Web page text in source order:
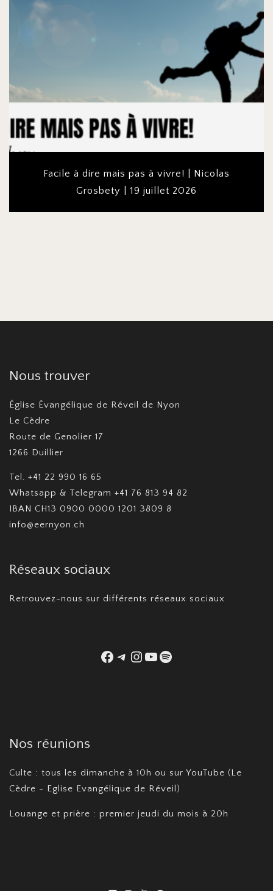
Facile à dire mais pas à vivre! | Nicolas
Grosbety | 19 juillet 2026
Nous trouver
Église Évangélique de Réveil de Nyon
Le Cèdre
Route de Genolier 17
1266 Duillier
Tel. +41 22 990 16 65
Whatsapp & Telegram +41 76 813 94 82
IBAN CH13 0900 0000 1201 3809 8
info@eernyon.ch
Réseaux sociaux
Retrouvez-nous sur différents réseaux sociaux
Facebook
Telegram
Instagram
YouTube
Spotify
Nos réunions
Culte : tous les dimanche à 10h ou sur YouTube (Le
Cèdre - Eglise Evangélique de Réveil)
Louange et prière : premier jeudi du mois à 20h